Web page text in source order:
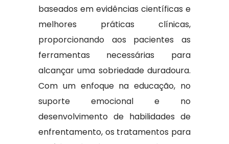
baseados em evidências científicas e
melhores práticas clínicas,
proporcionando aos pacientes as
ferramentas necessárias para
alcançar uma sobriedade duradoura.
Com um enfoque na educação, no
suporte emocional e no
desenvolvimento de habilidades de
enfrentamento, os tratamentos para